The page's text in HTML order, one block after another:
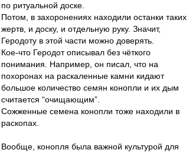
по ритуальной доске.
Потом, в захоронениях находили останки таких
жертв, и доску, и отдельную руку. Значит,
Геродоту в этой части можно доверять.
Кое-что Геродот описывал без чёткого
понимания. Например, он писал, что на
похоронах на раскаленные камни кидают
большое количество семян конопли и их дым
считается “очищающим”.
Сожженные семена конопли тоже находили в
раскопах.
Вообще, конопля была важной культурой для